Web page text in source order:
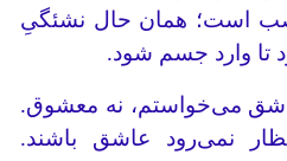
است؛ همان حال نشئگیِ
تا وارد جسم شود.
می‌خواستم، نه معشوق.
نمی‌رود عاشق باشند.